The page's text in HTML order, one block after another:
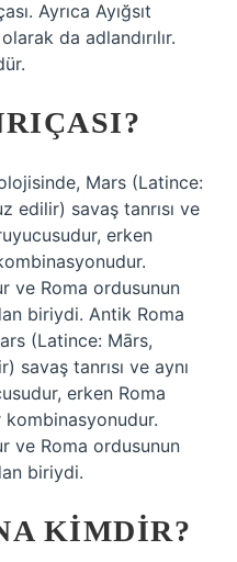
Ayrıca Ayığsıt
da adlandırılır.
Mars (Latince:
edilir) savaş tanrısı ve
erken
ve Roma ordusunun
biriydi. Antik Roma
(Latince: Mārs,
savaş tanrısı ve aynı
erken Roma
kombinasyonudur.
ve Roma ordusunun
biriydi.
KIMDIR?